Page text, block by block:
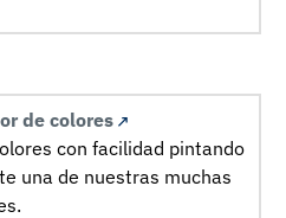
de colores
con facilidad pintando
una de nuestras muchas